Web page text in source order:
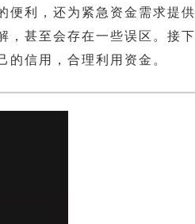
便利，还为紧急资金需求提供
，甚至会存在一些误区。接下
信用，合理利用资金。